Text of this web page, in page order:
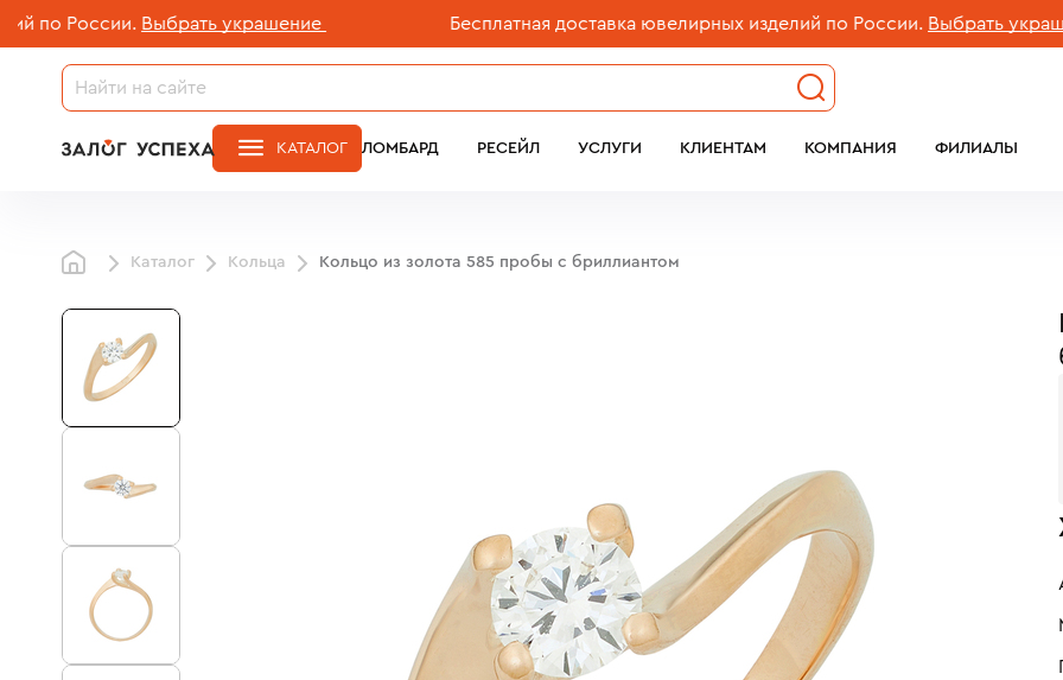
России. Выбрать украшение Бесплатная доставка ювелирных изделий по России. Выбрать
ЛОМБАРД РЕСЕЙЛ УСЛУГИ КЛИЕНТАМ КОМПАНИЯ ФИЛИАЛЫ
КАТАЛОГ
Каталог Кольца Кольцо из золота 585 пробы с бриллиантом